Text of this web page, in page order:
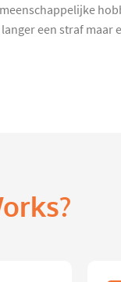
een straf maar